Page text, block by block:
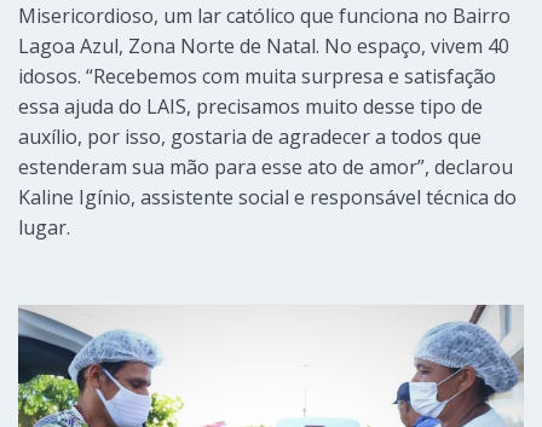
Misericordioso, um lar católico que funciona no Bairro
Lagoa Azul, Zona Norte de Natal. No espaço, vivem 40
idosos. “Recebemos com muita surpresa e satisfação
essa ajuda do LAIS, precisamos muito desse tipo de
auxílio, por isso, gostaria de agradecer a todos que
estenderam sua mão para esse ato de amor”, declarou
Kaline Igínio, assistente social e responsável técnica do
lugar.